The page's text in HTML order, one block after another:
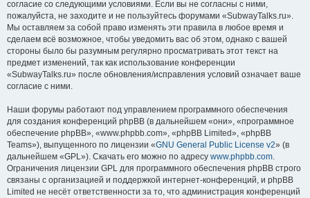
согласие со следующими условиями. Если вы не согласны с ними,
пожалуйста, не заходите и не пользуйтесь форумами «SubwayTalks.ru».
Мы оставляем за собой право изменять эти правила в любое время и
сделаем всё возможное, чтобы уведомить вас об этом, однако с вашей
стороны было бы разумным регулярно просматривать этот текст на
предмет изменений, так как использование конференции
«SubwayTalks.ru» после обновления/исправления условий означает ваше
согласие с ними.
Наши форумы работают под управлением программного обеспечения
для создания конференций phpBB (в дальнейшем «они», «программное
обеспечение phpBB», «www.phpbb.com», «phpBB Limited», «phpBB
Teams»), выпущенного по лицензии «GNU General Public License v2» (в
дальнейшем «GPL»). Скачать его можно по адресу www.phpbb.com.
Ограничения лицензии GPL для программного обеспечения phpBB строго
связаны с организацией и поддержкой интернет-конференций, и phpBB
Limited не несёт ответственности за то, что администрация конференций